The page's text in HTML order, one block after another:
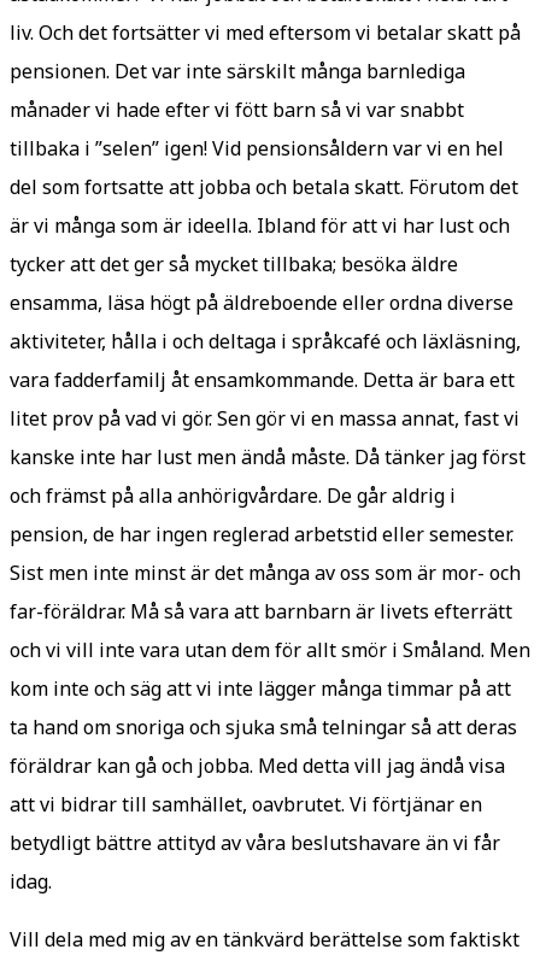
liv. Och det fortsätter vi med eftersom vi betalar skatt på
pensionen. Det var inte särskilt många barnlediga
månader vi hade efter vi fött barn så vi var snabbt
tillbaka i ”selen” igen! Vid pensionsåldern var vi en hel
del som fortsatte att jobba och betala skatt. Förutom det
är vi många som är ideella. Ibland för att vi har lust och
tycker att det ger så mycket tillbaka; besöka äldre
ensamma, läsa högt på äldreboende eller ordna diverse
aktiviteter, hålla i och deltaga i språkcafé och läxläsning,
vara fadderfamilj åt ensamkommande. Detta är bara ett
litet prov på vad vi gör. Sen gör vi en massa annat, fast vi
kanske inte har lust men ändå måste. Då tänker jag först
och främst på alla anhörigvårdare. De går aldrig i
pension, de har ingen reglerad arbetstid eller semester.
Sist men inte minst är det många av oss som är mor- och
far-föräldrar. Må så vara att barnbarn är livets efterrätt
och vi vill inte vara utan dem för allt smör i Småland. Men
kom inte och säg att vi inte lägger många timmar på att
ta hand om snoriga och sjuka små telningar så att deras
föräldrar kan gå och jobba. Med detta vill jag ändå visa
att vi bidrar till samhället, oavbrutet. Vi förtjänar en
betydligt bättre attityd av våra beslutshavare än vi får
idag.
Vill dela med mig av en tänkvärd berättelse som faktiskt